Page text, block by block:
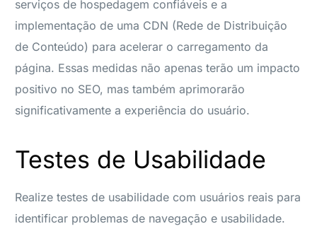
serviços de hospedagem confiáveis e a
implementação de uma CDN (Rede de Distribuição
de Conteúdo) para acelerar o carregamento da
página. Essas medidas não apenas terão um impacto
positivo no SEO, mas também aprimorarão
significativamente a experiência do usuário.
Testes de Usabilidade
Realize testes de usabilidade com usuários reais para
identificar problemas de navegação e usabilidade.